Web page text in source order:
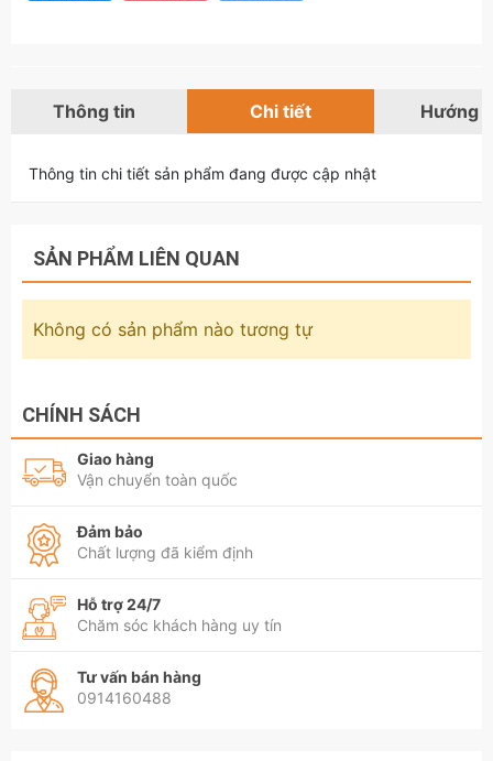
Thông tin Chi tiết Hướng
Thông tin chi tiết sản phẩm đang được cập nhật
SẢN PHẨM LIÊN QUAN
Không có sản phẩm nào tương tự
CHÍNH SÁCH
Giao hàng
Vận chuyển toàn quốc
Đảm bảo
Chất lượng đã kiểm định
Hỗ trợ 24/7
Chăm sóc khách hàng uy tín
Tư vấn bán hàng
0914160488